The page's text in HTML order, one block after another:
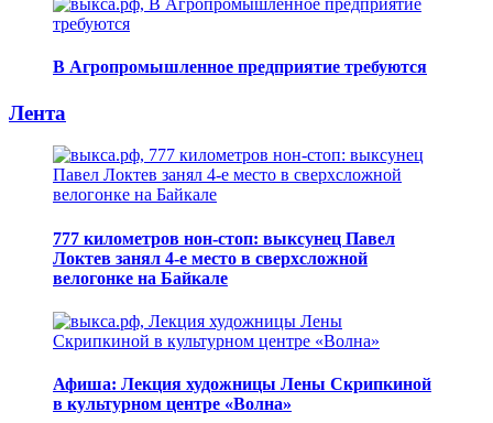
В Агропромышленное предприятие требуются
Лента
777 километров нон-стоп: выксунец Павел
Локтев занял 4-е место в сверхсложной
велогонке на Байкале
Афиша: Лекция художницы Лены Скрипкиной
в культурном центре «Волна»